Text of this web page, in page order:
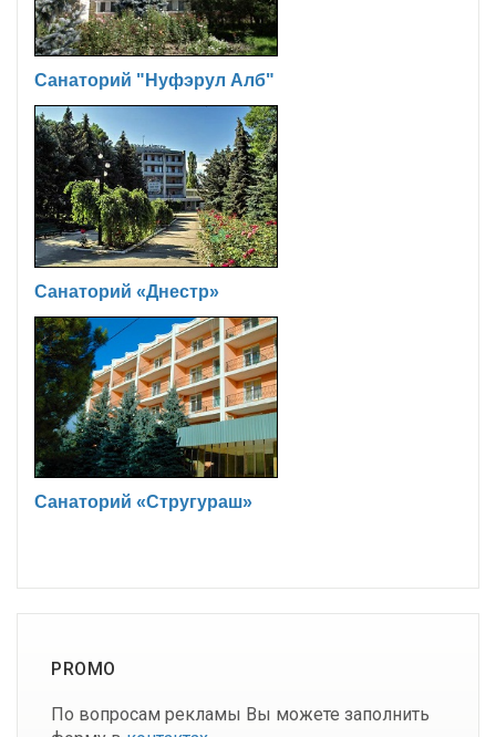
Санаторий "Нуфэрул Алб"
Санаторий «Днестр»
Санаторий «Стругураш»
PROMO
По вопросам рекламы Вы можете заполнить